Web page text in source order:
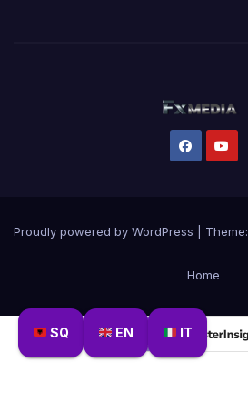
SQ EN IT
Proudly powered by WordPress Theme:
Home